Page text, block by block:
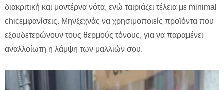
διακριτική και μοντέρνα νότα, ενώ ταιριάζει τέλεια με minimal
chicεμφανίσεις. Μηνξεχνάς να χρησιμοποιείς προϊόντα που
εξουδετερώνουν τους θερμούς τόνους, για να παραμένει
αναλλοίωτη η λάμψη των μαλλιών σου.